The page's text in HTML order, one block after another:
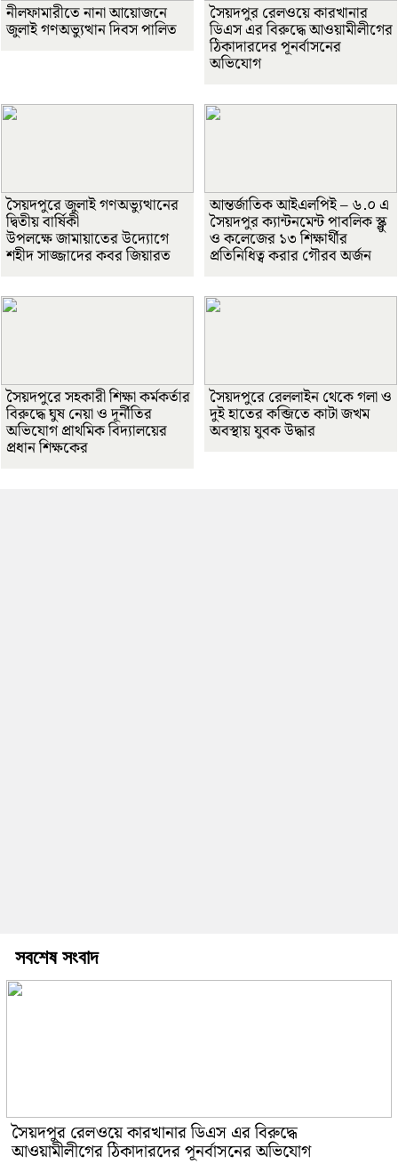
নীলফামারীতে নানা আয়োজনে
জুলাই গণঅভ্যুত্থান দিবস পালিত
সৈয়দপুর রেলওয়ে কারখানার
ডিএস এর বিরুদ্ধে আওয়ামীলীগের
ঠিকাদারদের পূনর্বাসনের
অভিযোগ
সৈয়দপুরে জুলাই গণঅভ্যুত্থানের
দ্বিতীয় বার্ষিকী
উপলক্ষে জামায়াতের উদ্যোগে
শহীদ সাজ্জাদের কবর জিয়ারত
আন্তর্জাতিক আইএলপিই – ৬.০ এ
সৈয়দপুর ক্যান্টনমেন্ট পাবলিক স্ক্লু
ও কলেজের ১৩ শিক্ষার্থীর
প্রতিনিধিত্ব করার গৌরব অর্জন
সৈয়দপুরে সহকারী শিক্ষা কর্মকর্তার
বিরুদ্ধে ঘুষ নেয়া ও দূর্নীতির
অভিযোগ প্রাথমিক বিদ্যালয়ের
প্রধান শিক্ষকের
সৈয়দপুরে রেললাইন থেকে গলা ও
দুই হাতের কব্জিতে কাটা জখম
অবস্থায় যুবক উদ্ধার
সবশেষ সংবাদ
সৈয়দপুর রেলওয়ে কারখানার ডিএস এর বিরুদ্ধে
আওয়ামীলীগের ঠিকাদারদের পূনর্বাসনের অভিযোগ